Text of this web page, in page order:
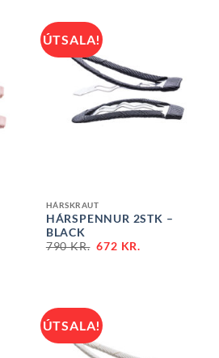
ÚTSALA!
HÁRSKRAUT
HÁRSPENNUR 2STK –
BLACK
790KR. 672 KR.
ÚTSALA!